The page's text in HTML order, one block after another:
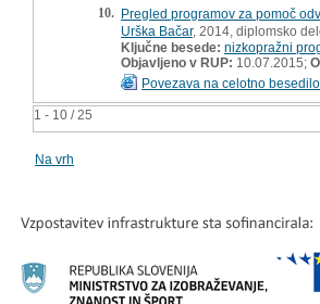
1 - 10 / 25
10. Pregled programov za pomoč
Urška Bačar, 2014, diplomsko
Ključne besede: nizkopražni
Objavljeno v RUP: 10.07.2015;
Povezava na celotno besedilo
Na vrh